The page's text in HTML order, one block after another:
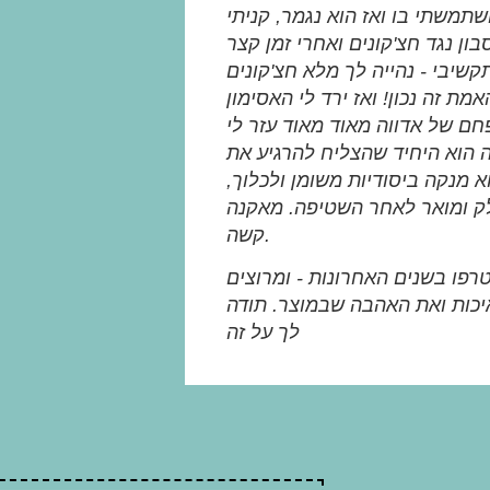
בו ואז הוא נגמר, קניתי
נגד חצ'קונים ואחרי זמן קצר
- נהייה לך מלא חצ'קונים
זה נכון! ואז ירד לי האסימון
הוא היחיד שהצליח להרגיע את
מנקה ביסודיות משומן ולכלוך,
ומואר לאחר השטיפה. מאקנה
קשה.
בשנים האחרונות - ומרוצים
ואת האהבה שבמוצר. תודה
לך על זה